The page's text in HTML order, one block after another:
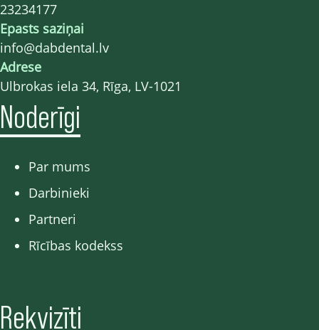
23234177
Epasts saziņai
info@dabdental.lv
Adrese
Ulbrokas iela 34, Rīga, LV-1021
Noderīgi
Par mums
Darbinieki
Partneri
Rīcības kodekss
Rekvizīti